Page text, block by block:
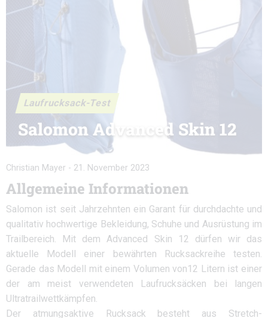
Laufrucksack-Test
Salomon Advanced Skin 12
Christian Mayer - 21. November 2023
Allgemeine Informationen
Salomon ist seit Jahrzehnten ein Garant für durchdachte und
qualitativ hochwertige Bekleidung, Schuhe und Ausrüstung im
Trailbereich. Mit dem Advanced Skin 12 dürfen wir das
aktuelle Modell einer bewährten Rucksackreihe testen.
Gerade das Modell mit einem Volumen von12 Litern ist einer
der am meist verwendeten Laufrucksäcken bei langen
Ultratrailwettkämpfen.
Der atmungsaktive Rucksack besteht aus Stretch-